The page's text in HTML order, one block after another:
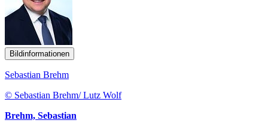
Bildinformationen
Sebastian Brehm
© Sebastian Brehm/ Lutz Wolf
Brehm, Sebastian